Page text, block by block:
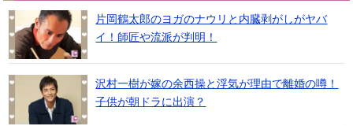
片岡鶴太郎のヨガのナウリと内臓剥がしがヤバ
イ！師匠や流派が判明！
沢村一樹が嫁の余西操と浮気が理由で離婚の噂！
子供が朝ドラに出演？